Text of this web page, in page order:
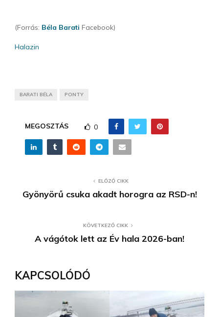
(Forrás: Béla Barati Facebook)
Halazin
BARATI BÉLA PONTY
MEGOSZTÁS 0
ELŐZŐ CIKK
Gyönyörű csuka akadt horogra az RSD-n!
KÖVETKEZŐ CIKK
A vágótok lett az Év hala 2026-ban!
KAPCSOLÓDÓ